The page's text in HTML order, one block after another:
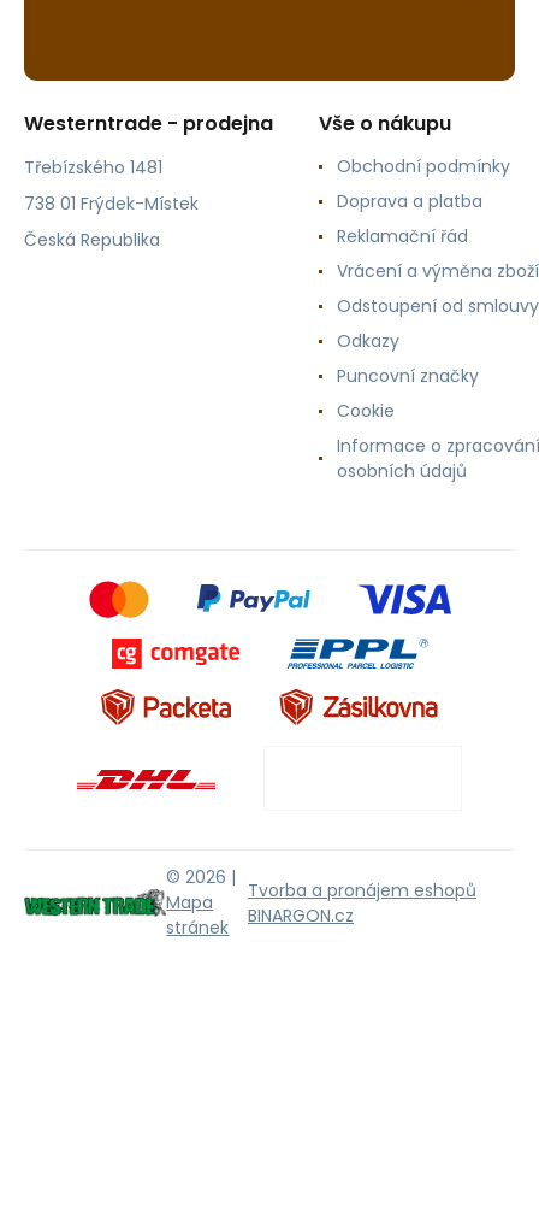
Westerntrade - prodejna
Třebízského 1481
738 01 Frýdek-Místek
Česká Republika
Vše o nákupu
Obchodní podmínky
Doprava a platba
Reklamační řád
Vrácení a výměna zboží
Odstoupení od smlouvy
Odkazy
Puncovní značky
Cookie
Informace o zpracování
osobních údajů
© 2026 |
Mapa
stránek
Tvorba a pronájem eshopů
BINARGON.cz